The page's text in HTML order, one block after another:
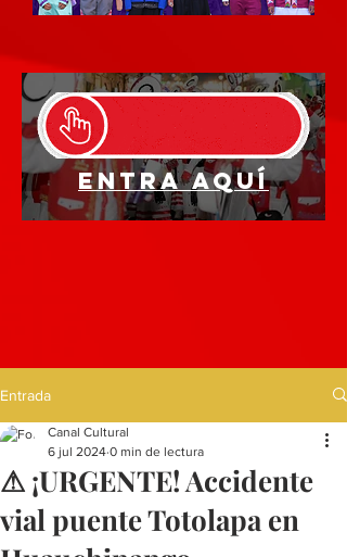
Entra aquí
Entrada
⚠ ¡URGENTE! Accidente
vial puente Totolapa en
Canal Cultural
6 jul 2024 0 min de lectura